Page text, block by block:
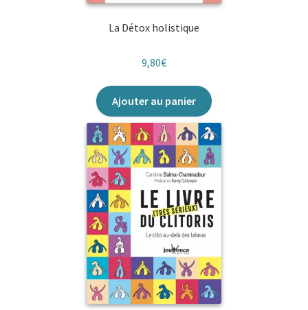
La Détox holistique
9,80€
Ajouter au panier